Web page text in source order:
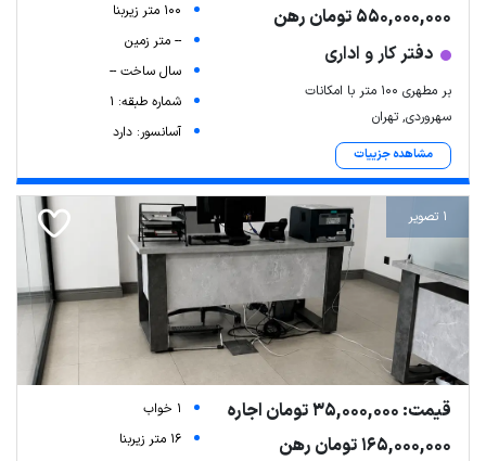
550,000,000 تومان رهن
دفتر کار و اداری
بر مطهری ۱۰۰ متر با امکانات
سهروردی, تهران
مشاهده جزییات
100 متر زیربنا
-- متر زمین
سال ساخت --
شماره طبقه: 1
آسانسور: دارد
1 تصویر
قیمت: 35,000,000 تومان اجاره
165,000,000 تومان رهن
1 خواب
16 متر زیربنا